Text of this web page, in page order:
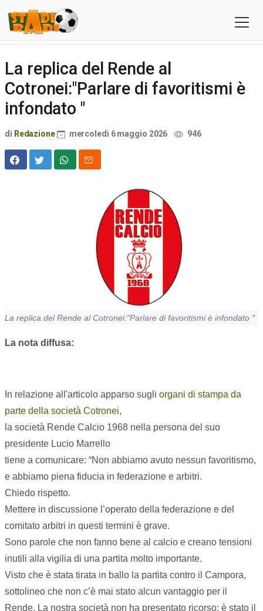
La replica del Rende al
Cotronei:"Parlare di favoritismi è
infondato "
di Redazione mercoledì 6 maggio 2026 946
La replica del Rende al Cotronei:"Parlare di favoritismi è infondato "
La nota diffusa:
In relazione all'articolo apparso sugli organi di stampa da
parte della società Cotronei,
la società Rende Calcio 1968 nella persona del suo
presidente Lucio Marrello
tiene a comunicare: “Non abbiamo avuto nessun favoritismo,
e abbiamo piena fiducia in federazione e arbitri.
Chiedo rispetto.
Mettere in discussione l’operato della federazione e del
comitato arbitri in questi termini è grave.
Sono parole che non fanno bene al calcio e creano tensioni
inutili alla vigilia di una partita molto importante.
Visto che è stata tirata in ballo la partita contro il Campora,
sottolineo che non c’è mai stato alcun vantaggio per il
Rende. La nostra società non ha presentato ricorso: è stato il